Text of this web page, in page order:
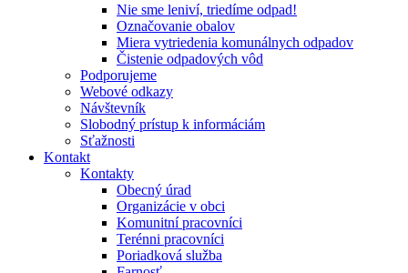
Nie sme leniví, triedíme odpad!
Označovanie obalov
Miera vytriedenia komunálnych odpadov
Čistenie odpadových vôd
Podporujeme
Webové odkazy
Návštevník
Slobodný prístup k informáciám
Sťažnosti
Kontakt
Kontakty
Obecný úrad
Organizácie v obci
Komunitní pracovníci
Terénni pracovníci
Poriadková služba